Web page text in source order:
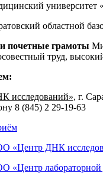
университет
областной
почетные грамоты
труд,
исследований», г.
8 (845) 2 29-19-63
«Центр ДНК
«Центр лабораторной